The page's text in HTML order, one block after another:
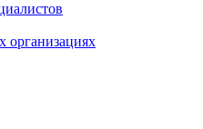
организациях